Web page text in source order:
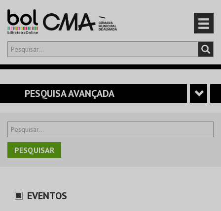
Olá,iniciar sessão
CARRINHO 0
CARTÕES
PESQUISA AVANÇADA
EVENTOS